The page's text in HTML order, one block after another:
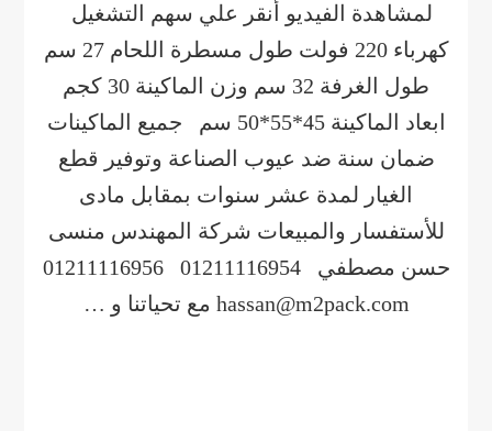
لمشاهدة الفيديو أنقر علي سهم التشغيل
كهرباء 220 فولت طول مسطرة اللحام 27 سم
طول الغرفة 32 سم وزن الماكينة 30 كجم
ابعاد الماكينة 45*55*50 سم جميع الماكينات
ضمان سنة ضد عيوب الصناعة وتوفير قطع
الغيار لمدة عشر سنوات بمقابل مادى
للأستفسار والمبيعات شركة المهندس منسى
حسن مصطفي 01211116954 01211116956
hassan@m2pack.com مع تحياتنا و …